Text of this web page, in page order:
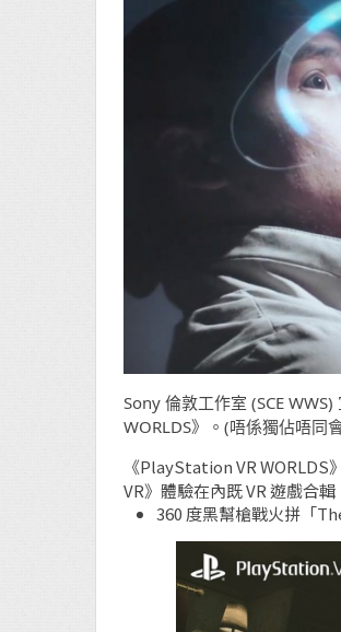
Sony 倫敦工作室 (SCE
WORLDS》。(唔係獨佔唔
《PlayStation VR WORLDS
VR》體驗在內既 VR 遊戲合輯
360 度黑幫槍戰火拼「